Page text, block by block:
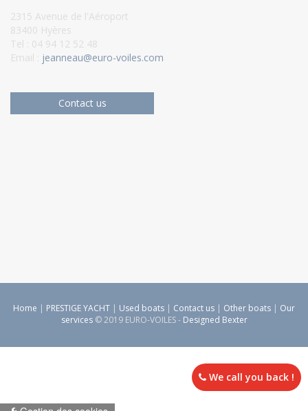
2315 Avenue de l'Aéroport
83400 Hyères
Tel : 04 94 12 52 48
Email :
jeanneau@euro-voiles.com
Contact us
We call you back !
Home | PRESTIGE YACHT | Used boats | Contact us | Other boats | Our
services © 2019 EURO-VOILES - Designed Bexter